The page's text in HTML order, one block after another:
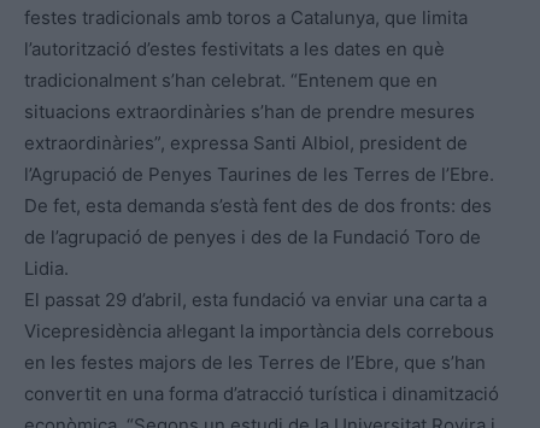
festes tradicionals amb toros a Catalunya, que limita
l’autorització d’estes festivitats a les dates en què
tradicionalment s’han celebrat. “Entenem que en
situacions extraordinàries s’han de prendre mesures
extraordinàries”, expressa Santi Albiol, president de
l’Agrupació de Penyes Taurines de les Terres de l’Ebre.
De fet, esta demanda s’està fent des de dos fronts: des
de l’agrupació de penyes i des de la Fundació Toro de
Lidia.
El passat 29 d’abril, esta fundació va enviar una carta a
Vicepresidència al·legant la importància dels correbous
en les festes majors de les Terres de l’Ebre, que s’han
convertit en una forma d’atracció turística i dinamització